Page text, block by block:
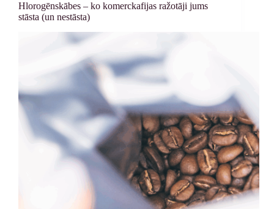
Hlorogēnskābes – ko komerckafijas ražotāji jums
stāsta (un nestāsta)